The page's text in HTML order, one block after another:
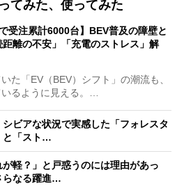
てみた、使ってみた
で受注累計6000台】BEV普及の障壁と
距離の不安」「充電のストレス」解
た「EV（BEV）シフト」の潮流も、
るように見える。…
シビアな状況で実感した「フォレスタ
と「スト…
軽？」と戸惑うのには理由があっ
なる躍進…